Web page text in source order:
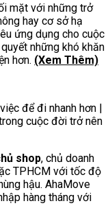
mặt với những trở
hay cơ sở hạ
ứng dụng cho cuộc
những khó khăn
hơn. (Xem Thêm)
shop, chủ doanh
TPHCM với tốc độ
hậu. AhaMove
hàng tháng với